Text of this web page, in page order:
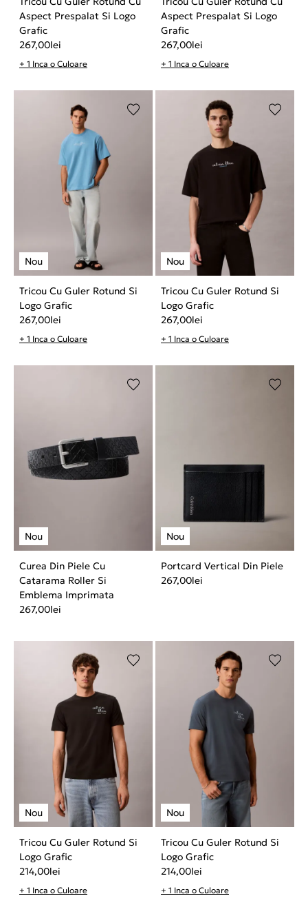
Aspect Prespalat Si Logo
Grafic
267,00lei
+ 1 Inca o Culoare
Aspect Prespalat Si Logo
Grafic
267,00lei
+ 1 Inca o Culoare
Tricou Cu Guler Rotund Si
Logo Grafic
267,00lei
+ 1 Inca o Culoare
Tricou Cu Guler Rotund Si
Logo Grafic
267,00lei
+ 1 Inca o Culoare
Curea Din Piele Cu
Catarama Roller Si
Emblema Imprimata
267,00lei
Portcard Vertical Din Piele
267,00lei
Tricou Cu Guler Rotund Si
Logo Grafic
214,00lei
+ 1 Inca o Culoare
Tricou Cu Guler Rotund Si
Logo Grafic
214,00lei
+ 1 Inca o Culoare